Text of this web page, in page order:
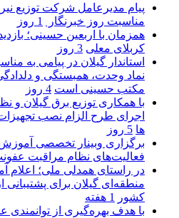
پیام مدیرعامل شركت توزیع
مناسبت روز خبرنگار ‌
1 روز
همزمان با اربعین حسینی؛
کربلای معلی 3 روز
استاندار گیلان در پیامی به
نماد وحدت، همبستگی و
مکتب حسینی است 4 روز
با همکاری توزیع برق گیلان و
اجرای طرح الزام نصب
ها 5 روز
برگزاری وبینار تخصصی آموزش
فعالیت‌های نظام مراقبت
در راستای همدلی ملی؛ اعلام
منطقه‌ای گیلان برای
كشور
1 هفته
با هدف بهره‌گیری از توانمندی